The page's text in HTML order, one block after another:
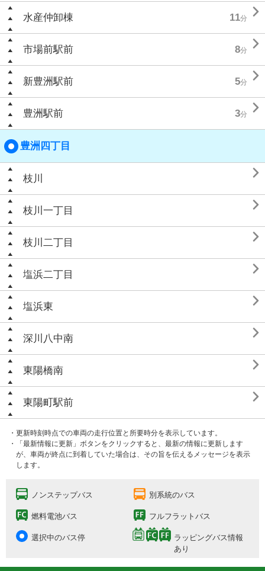
水産仲卸棟 11分 
市場前駅前 8分 
新豊洲駅前 5分 
豊洲駅前 3分 
豊洲四丁目
枝川 
枝川一丁目 
枝川二丁目 
塩浜二丁目 
塩浜東 
深川八中南 
東陽橋南 
東陽町駅前 
・更新時刻時点での車両の走行位置と所要時分を表示しています。
・「最新情報に更新」ボタンをクリックすると、最新の情報に更新します
が、車両が終点に到着していた場合は、その旨を伝えるメッセージを表示
します。
ノンステップバス 別系統のバス
燃料電池バス フルフラットバス
選択中のバス停
ラッピングバス情報
あり